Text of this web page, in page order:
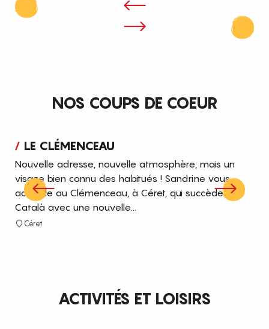
NOS COUPS DE COEUR
LE CLÉMENCEAU
Nouvelle adresse, nouvelle atmosphère, mais un
visage bien connu des habitués ! Sandrine vous
accueille au Clémenceau, à Céret, qui succède à Al
Català avec une nouvelle...
Céret
ACTIVITÉS ET LOISIRS